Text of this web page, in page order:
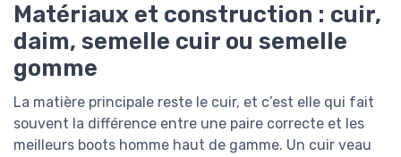
Matériaux et construction : cuir,
daim, semelle cuir ou semelle
gomme
La matière principale reste le cuir, et c’est elle qui fait
souvent la différence entre une paire correcte et les
meilleurs boots homme haut de gamme. Un cuir veau